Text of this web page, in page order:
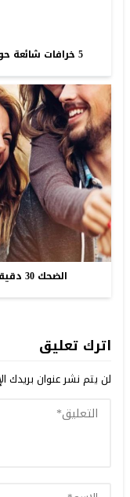
5 خرافات شائعة حول الكوليسترول تدمر صحة من يصدقها
الضحك 30 دقيقة في اليوم يساعد في إطالة العمر
اترك تعليق
لن يتم نشر عنوان بريدك